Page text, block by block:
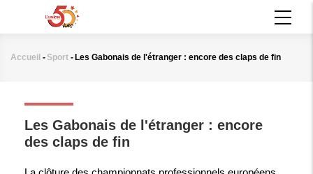
principal
Fil
Accueil - Sport - Les Gabonais de l'étranger : encore des claps de fin
Les Gabonais de l'étranger : encore
des claps de fin